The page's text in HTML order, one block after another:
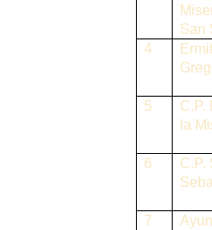
San
4
5
C.P.
la
6
C.P.
7